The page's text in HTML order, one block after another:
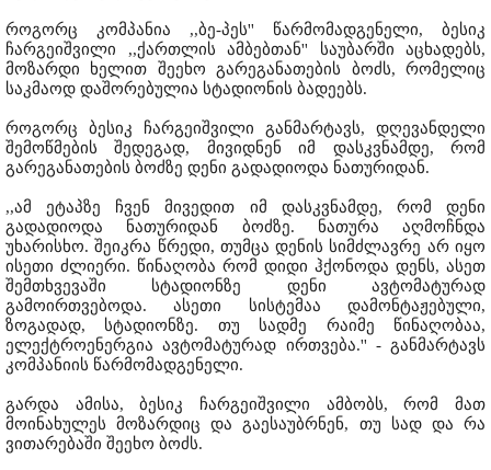
როგორც კომპანია ,,ბე-პეს'' წარმომადგენელი, ბესიკ
ჩარგეიშვილი ,,ქართლის ამბებთან'' საუბარში აცხადებს,
მოზარდი ხელით შეეხო გარეგანათების ბოძს, რომელიც
საკმაოდ დაშორებულია სტადიონის ბადეებს.
როგორც ბესიკ ჩარგეიშვილი განმარტავს, დღევანდელი
შემოწმების შედეგად, მივიდნენ იმ დასკვნამდე, რომ
გარეგანათების ბოძზე დენი გადადიოდა ნათურიდან.
,,ამ ეტაპზე ჩვენ მივედით იმ დასკვნამდე, რომ დენი
გადადიოდა ნათურიდან ბოძზე. ნათურა აღმოჩნდა
უხარისხო. შეიკრა წრედი, თუმცა დენის სიმძლავრე არ იყო
ისეთი ძლიერი. წინაღობა რომ დიდი ჰქონოდა დენს, ასეთ
შემთხვევაში სტადიონზე დენი ავტომატურად
გამოირთვებოდა. ასეთი სისტემაა დამონტაჟებული,
ზოგადად, სტადიონზე. თუ სადმე რაიმე წინაღობაა,
ელექტროენერგია ავტომატურად ირთვება.'' - განმარტავს
კომპანიის წარმომადგენელი.
გარდა ამისა, ბესიკ ჩარგეიშვილი ამბობს, რომ მათ
მოინახულეს მოზარდიც და გაესაუბრნენ, თუ სად და რა
ვითარებაში შეეხო ბოძს.